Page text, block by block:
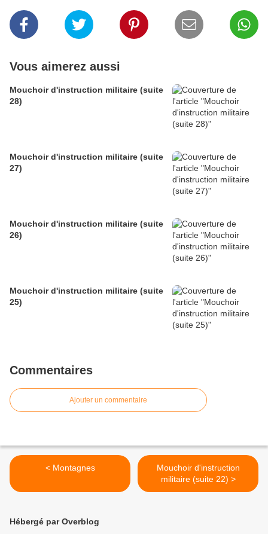
Vous aimerez aussi
Mouchoir d'instruction militaire (suite
28)
Mouchoir d'instruction militaire (suite
27)
Mouchoir d'instruction militaire (suite
26)
Mouchoir d'instruction militaire (suite
25)
Commentaires
Ajouter un commentaire
< Montagnes
Mouchoir d'instruction
militaire (suite 22) >
Hébergé par Overblog